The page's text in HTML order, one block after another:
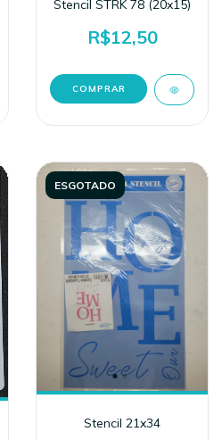
Stencil STRK 78 (20x15)
R$12,50
ESGOTADO
Stencil 21x34